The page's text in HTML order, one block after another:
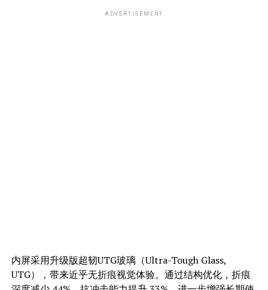
ADVERTISEMENT
内屏采用升级版超韧UTG玻璃（Ultra-Tough Glass,
UTG），带来近乎无折痕视觉体验。通过结构优化，折痕